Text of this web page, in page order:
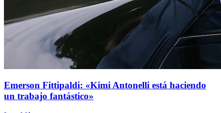
Emerson Fittipaldi: «Kimi Antonelli está haciendo
un trabajo fantástico»